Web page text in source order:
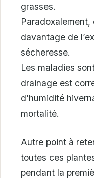
grasses.
davantage de
sécheresse.
Les maladies
drainage est
d’humidité
mortalité.
Autre point à
toutes ces
pendant la